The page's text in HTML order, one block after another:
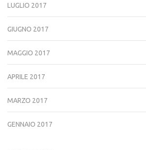
LUGLIO 2017
GIUGNO 2017
MAGGIO 2017
APRILE 2017
MARZO 2017
GENNAIO 2017